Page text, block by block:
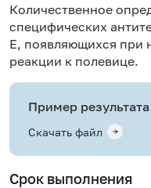
Количественное
специфических
E, появляющихся при
реакции к полевице.
Пример результата
Скачать файл
Срок выполнения